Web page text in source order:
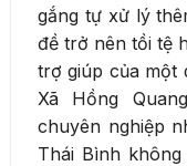
gắng tự xử lý
đề trở nên tồi tệ
trợ giúp của một
Xã Hồng
chuyên nghiệp
Thái Bình